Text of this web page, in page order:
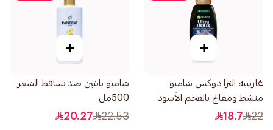
+
غارنييه الترا دوكس شامبو
منشط ومعالج بالفحم الأسود
وزيت قطعة البركة 400مل
22
18.7
+
شامبو بانتين ضد تساقط الشعر
500مل
22.53
20.27